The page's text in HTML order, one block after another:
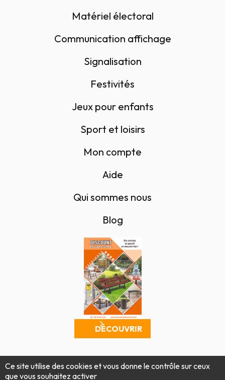
Matériel électoral
Communication affichage
Signalisation
Festivités
Jeux pour enfants
Sport et loisirs
Mon compte
Aide
Qui sommes nous
Blog
DÉCOUVRIR
Mentions légalesPolitique de confidentialité
Conditions générales de vente
Ce site utilise des cookies et vous donne le contrôle sur ceux
que vous souhaitez activer